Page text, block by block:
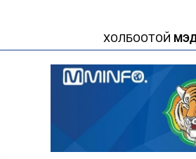
ХОЛБООТОЙ